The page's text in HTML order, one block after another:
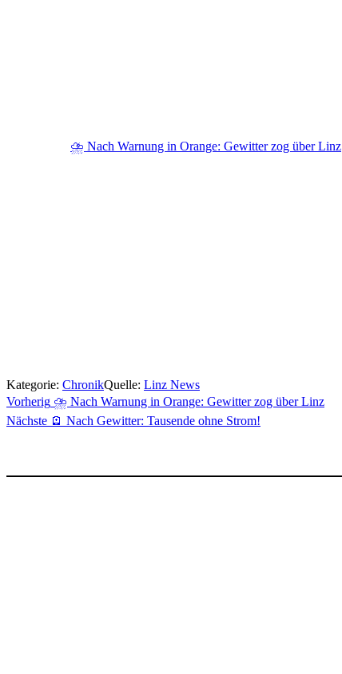
⛈️ Nach Warnung in Orange: Gewitter zog über Linz
Kategorie: ChronikQuelle: Linz News
Beitragsnavigation
Vorherig ⛈️ Nach Warnung in Orange: Gewitter zog über Linz
Nächste 🪫 Nach Gewitter: Tausende ohne Strom!